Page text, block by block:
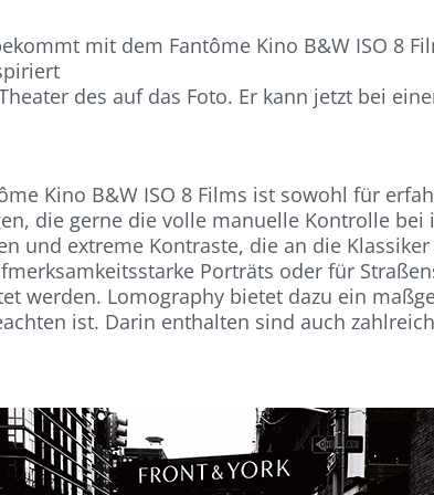
mit dem Fantôme Kino B&W ISO 8
des auf das Foto. Er kann jetzt bei
Kino B&W ISO 8 Films ist sowohl für
die gerne die volle manuelle Kontrolle
und extreme Kontraste, die an die
Porträts oder für
werden. Lomography bietet dazu ein
ist. Darin enthalten sind auch